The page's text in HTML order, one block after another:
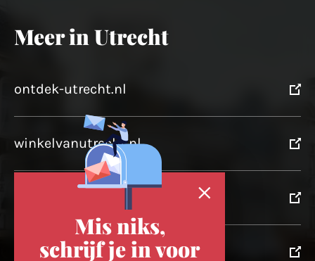
Meer in Utrecht
ontdek-utrecht.nl
winkelvanutrecht.nl
utrechtpartners.nl
Mis niks,
schrijf je in voor